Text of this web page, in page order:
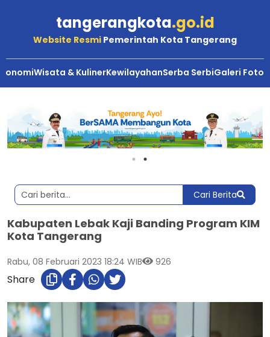
tangerangkota.go.id
Website Resmi Pemerintah Kota Tangerang
Wisata & KulinerKewilayahanSerba SerbiGaleri Foto
Cari Berita
Kabupaten Lebak Kaji Banding Program KIM
Kota Tangerang
Rabu, 08 Februari 2023 18:24 WIB 926
Share